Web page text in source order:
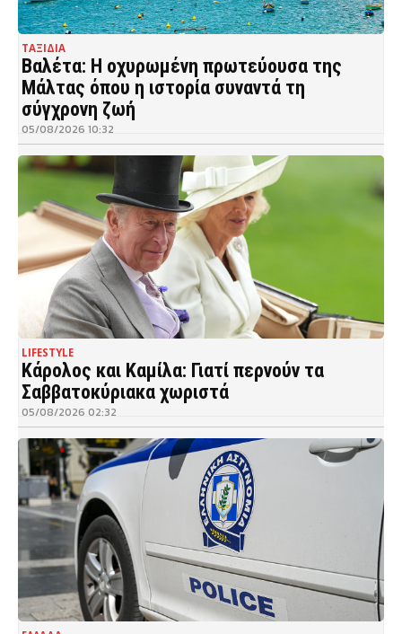
ΤΑΞΙΔΙΑ
Βαλέτα: Η οχυρωμένη πρωτεύουσα της
Μάλτας όπου η ιστορία συναντά τη
σύγχρονη ζωή
05/08/2026 10:32
LIFESTYLE
Κάρολος και Καμίλα: Γιατί περνούν τα
Σαββατοκύριακα χωριστά
05/08/2026 02:32